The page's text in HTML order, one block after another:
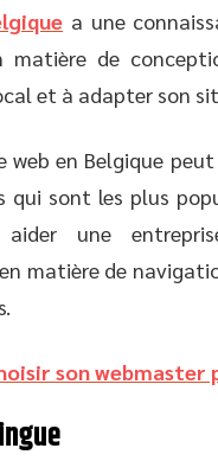
a une
matière de
et à adapter son
web en Belgique
qui sont les plus
une
matière de
son webmaster